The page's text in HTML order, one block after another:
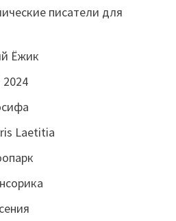
писатели для
Ёжик
Laetitia